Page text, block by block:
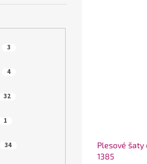
3
4
32
1
34
Plesové šaty
1385